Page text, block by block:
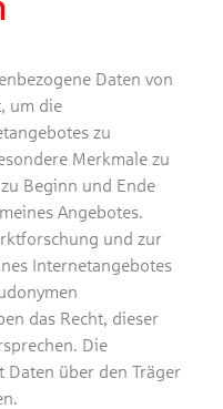
Daten von
um die
zu
Merkmale zu
Beginn und Ende
Angebotes.
und zur
Internetangebotes
das Recht, dieser
Die
über den Träger